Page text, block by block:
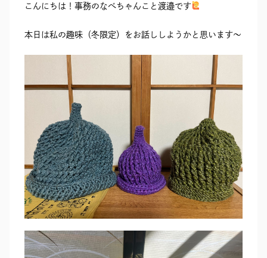
こんにちは！事務のなべちゃんこと渡邉です
本日は私の趣味（冬限定）をお話ししようかと思います～